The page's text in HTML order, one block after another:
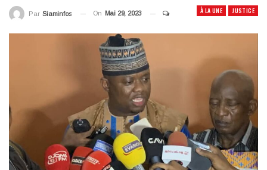
À LA UNE JUSTICE
Par Siaminfos On Mai 29, 2023